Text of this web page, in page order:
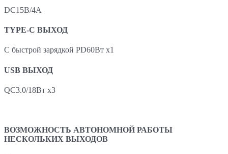
DC15В/4A
TYPE-C ВЫХОД
С быстрой зарядкой PD60Вт x1
USB ВЫХОД
QC3.0/18Вт x3
ВОЗМОЖНОСТЬ АВТОНОМНОЙ РАБОТЫ
НЕСКОЛЬКИХ ВЫХОДОВ